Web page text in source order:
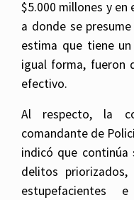
$5.000 millones y
a donde se
estima que tiene
igual forma, fueron
efectivo.
Al respecto, la
comandante de
indicó que continúa
delitos